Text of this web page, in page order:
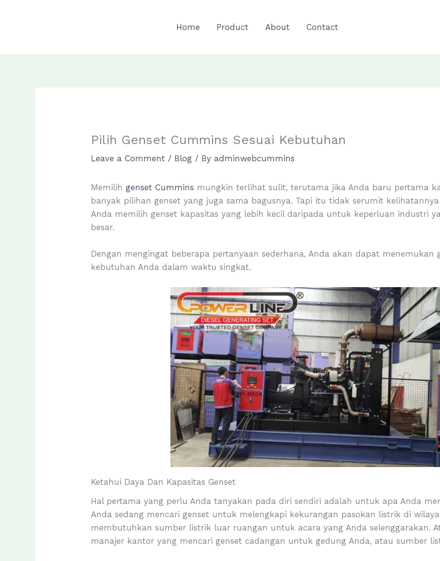
Home Product About Contact
Pilih Genset Cummins Sesuai Kebutuhan
Leave a Comment / Blog / Byadminwebcummins
Memilihgenset Cummins mungkin terlihat sulit, terutama jika Anda baru pertama
banyak pilihan genset yang juga sama bagusnya. Tapi itu tidak serumit
Anda memilih genset kapasitas yang lebih kecil daripada untuk keperluan industri
besar.
Dengan mengingat beberapa pertanyaan sederhana, Anda akan dapat menemukan
kebutuhan Anda dalam waktu singkat.
Ketahui Daya Dan Kapasitas Genset
Hal pertama yang perlu Anda tanyakan pada diri sendiri adalah untuk apa Anda
Anda sedang mencari genset untuk melengkapi kekurangan pasokan listrik di
membutuhkan sumber listrik luar ruangan untuk acara yang Anda selenggarakan.
manajer kantor yang mencari genset cadangan untuk gedung Anda, atau sumber